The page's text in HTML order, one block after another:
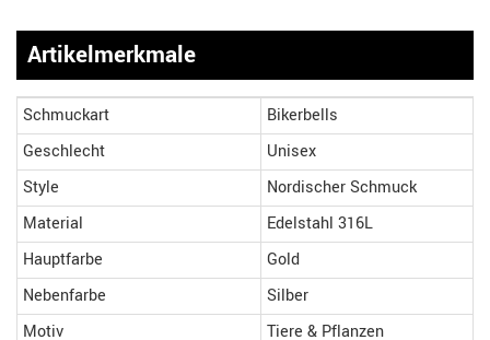
Artikelmerkmale
Schmuckart
Bikerbells
Geschlecht
Unisex
Style
Nordischer Schmuck
Material
Edelstahl 316L
Hauptfarbe
Gold
Nebenfarbe
Silber
Motiv
Tiere & Pflanzen